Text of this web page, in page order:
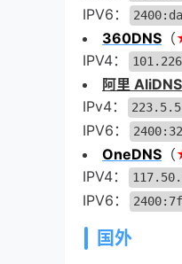
IPV6：
360DNS （
IPV4：
阿里 AliDNS
IPv4：
IPV6：
OneDNS （
IPV4：
IPV6：
国外